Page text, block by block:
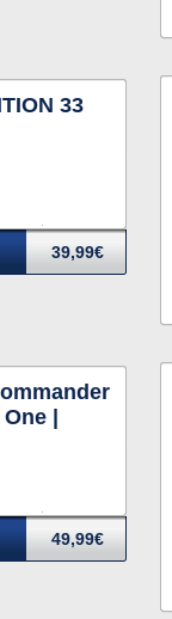
33
39,99€
|
49,99€